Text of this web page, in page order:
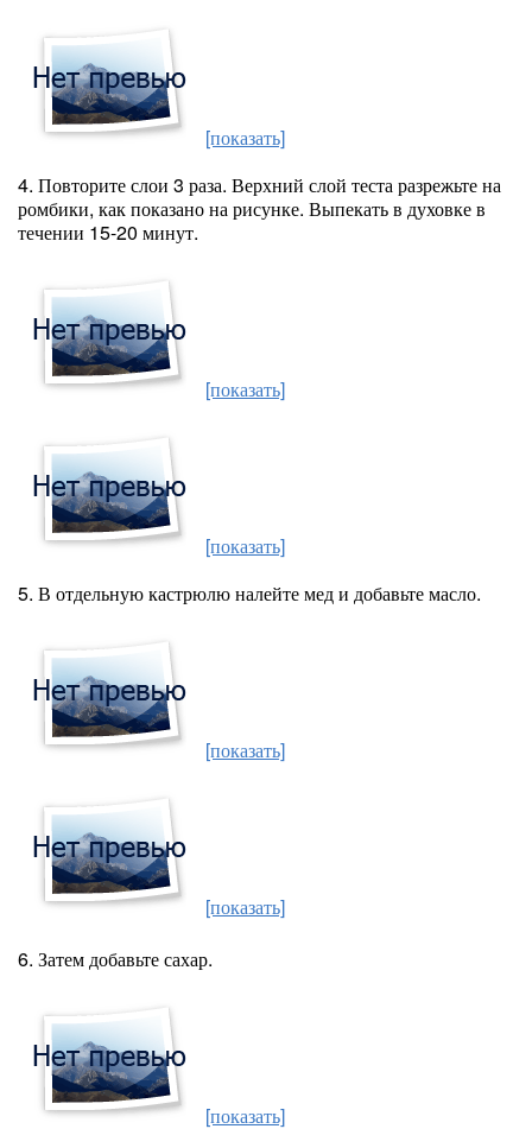
[показать]
4. Повторите слои 3 раза. Верхний слой теста разрежьте на
ромбики, как показано на рисунке. Выпекать в духовке в
течении 15-20 минут.
[показать]
[показать]
5. В отдельную кастрюлю налейте мед и добавьте масло.
[показать]
[показать]
6. Затем добавьте сахар.
[показать]